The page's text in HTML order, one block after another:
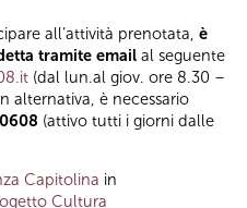
all’attività prenotata, è
tramite email al seguente
(dal lun.al giov. ore 8.30 –
alternativa, è necessario
(attivo tutti i giorni dalle
Capitolina in
Cultura